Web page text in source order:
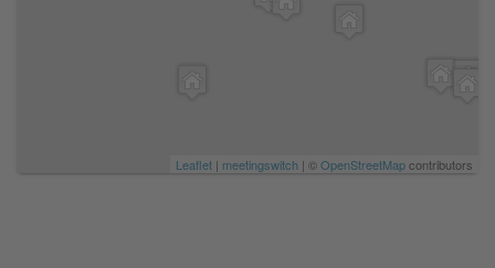
Leaflet | meetingswitch | ©OpenStreetMapcontributors